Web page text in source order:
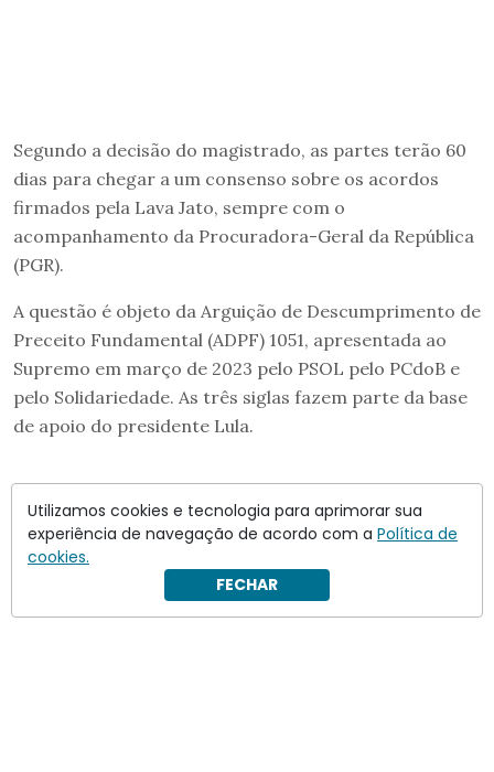
Segundo a decisão do magistrado, as partes terão 60
dias para chegar a um consenso sobre os acordos
firmados pela Lava Jato, sempre com o
acompanhamento da Procuradora-Geral da República
(PGR).
A questão é objeto da Arguição de Descumprimento de
Preceito Fundamental (ADPF) 1051, apresentada ao
Supremo em março de 2023 pelo PSOL pelo PCdoB e
pelo Solidariedade. As três siglas fazem parte da base
de apoio do presidente Lula.
Utilizamos cookies e tecnologia para aprimorar sua
experiência de navegação de acordo com a Política de
cookies.
FECHAR